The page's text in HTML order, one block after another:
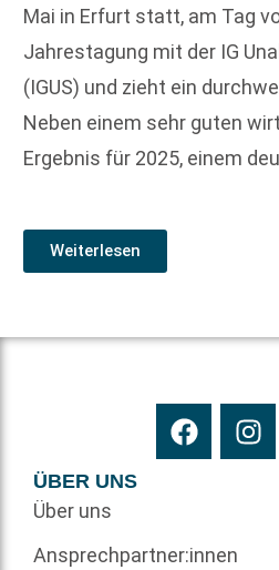
Mai in Erfurt statt, am Tag
Jahrestagung mit der IG
(IGUS) und zieht ein
Neben einem sehr guten
Ergebnis für 2025, einem
Weiterlesen
ÜBER UNS
Über uns
Ansprechpartner:innen